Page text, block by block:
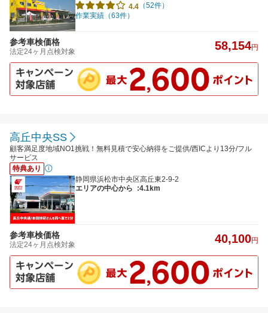
4.4 （52件）
作業実績（63件）
参考車検価格
法定24ヶ月点検対象 58,154円
高丘中央SS
顧客満足度地域NO1挑戦！無料見積で安心納得をご提供/西ICより13分/フル
サービス
特典あり
静岡県浜松市中央区高丘東2-9-2
エリアの中心から
:4.1km
参考車検価格
法定24ヶ月点検対象 40,100円